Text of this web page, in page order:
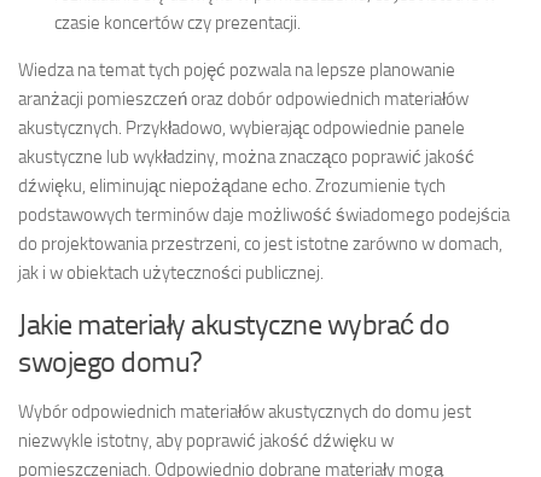
czasie koncertów czy prezentacji.
Wiedza na temat tych pojęć pozwala na lepsze planowanie
aranżacji pomieszczeń oraz dobór odpowiednich materiałów
akustycznych. Przykładowo, wybierając odpowiednie panele
akustyczne lub wykładziny, można znacząco poprawić jakość
dźwięku, eliminując niepożądane echo. Zrozumienie tych
podstawowych terminów daje możliwość świadomego podejścia
do projektowania przestrzeni, co jest istotne zarówno w domach,
jak i w obiektach użyteczności publicznej.
Jakie materiały akustyczne wybrać do
swojego domu?
Wybór odpowiednich materiałów akustycznych do domu jest
niezwykle istotny, aby poprawić jakość dźwięku w
pomieszczeniach. Odpowiednio dobrane materiały mogą